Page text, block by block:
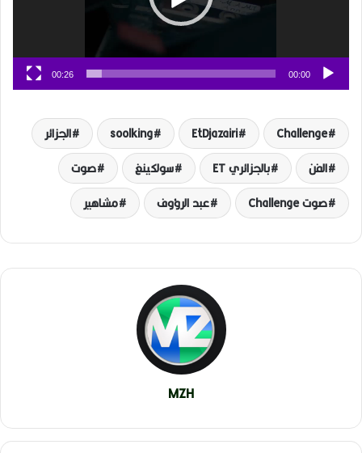
00:00
00:26
Challenge
EtDjazairi
soolking
الجزائر
الفن
بالجزائري ET سولكينغ
صوت
صوت Challenge
عبد الرؤوف مشاهير
MZH